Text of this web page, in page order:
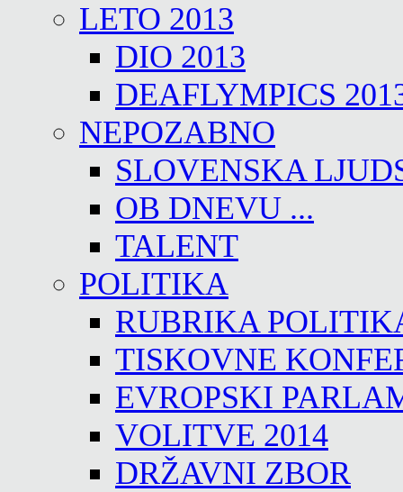
LETO 2013
DIO 2013
DEAFLYMPICS
NEPOZABNO
SLOVENSKA
OB DNEVU ...
TALENT
POLITIKA
RUBRIKA
TISKOVNE
EVROPSKI
VOLITVE 2014
DRŽAVNI ZBOR